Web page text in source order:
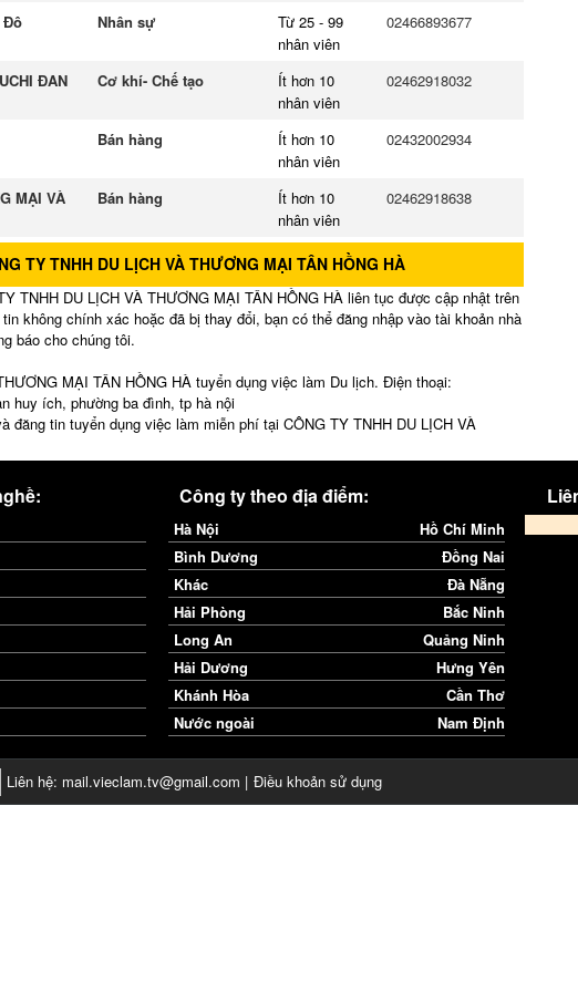
Đô Nhân sự
Từ 25 - 99
nhân viên
02466893677
ĐAN
Cơ khí- Chế tạo
Ít hơn 10
nhân viên
02462918032
Bán hàng
Ít hơn 10
nhân viên
02432002934
MẠI VÀ
Bán hàng
Ít hơn 10
nhân viên
02462918638
TY TNHH DU LỊCH VÀ THƯƠNG MẠI TÂN HỒNG HÀ
TNHH DU LỊCH VÀ THƯƠNG MẠI TÂN HỒNG HÀ liên tục được cập nhật trên
không chính xác hoặc đã bị thay đổi, bạn có thể đăng nhập vào tài khoản nhà
báo cho chúng tôi.
MẠI TÂN HỒNG HÀ tuyển dụng việc làm Du lịch. Điện thoại:
huy ích, phường ba đình, tp hà nội
đăng tin tuyển dụng việc làm miễn phí tại CÔNG TY TNHH DU LỊCH VÀ
Công ty theo địa điểm:
Hà Nội
Hồ Chí Minh
Bình Dương
Đồng Nai
Khác
Đà Nẵng
Hải Phòng
Bắc Ninh
Long An
Quảng Ninh
Hải Dương
Hưng Yên
Khánh Hòa
Cần Thơ
Nước ngoài
Nam Định
Liên hệ: mail.vieclam.tv@gmail.com | Điều khoản sử dụng